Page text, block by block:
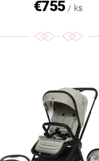
€755 / ks